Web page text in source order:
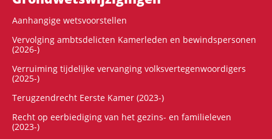
Aanhangige wetsvoorstellen
Vervolging ambtsdelicten Kamerleden en bewindspersonen
(2026-)
Verruiming tijdelijke vervanging volksvertegenwoordigers
(2025-)
Terugzendrecht Eerste Kamer (2023-)
Recht op eerbiediging van het gezins- en familieleven
(2023-)